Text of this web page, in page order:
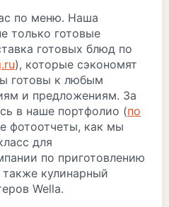
по меню. Наша
только готовые
готовых блюд по
), которые сэкономят
готовы к любым
и предложениям. За
в наше портфолио (по
фотоотчеты, как мы
для
по приготовлению
кулинарный
Wella.